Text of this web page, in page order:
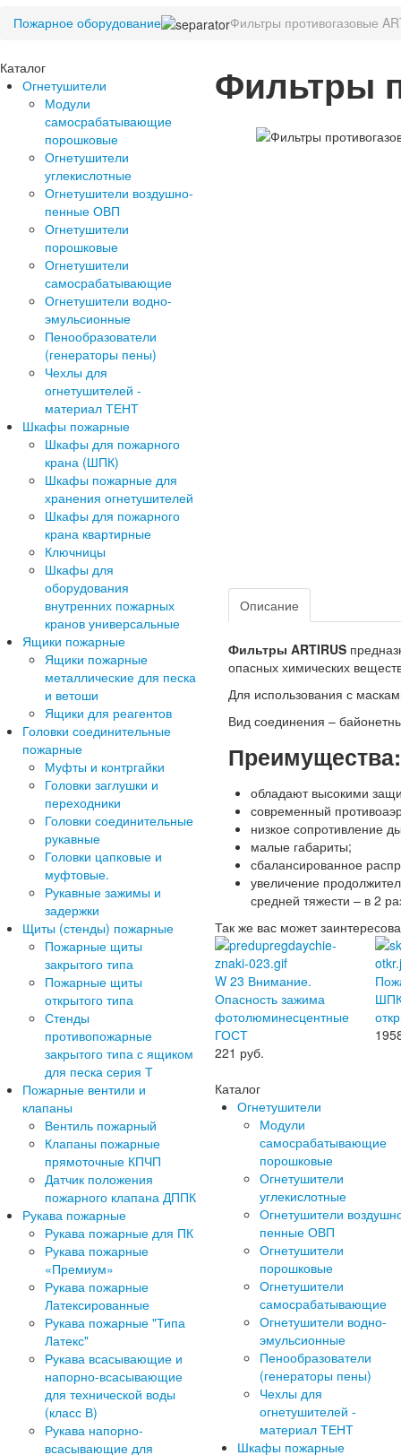
Пожарное оборудование Фильтры противогазовые
Каталог
Огнетушители
Модули
самосрабатывающие
порошковые
Огнетушители
углекислотные
Огнетушители воздушно-
пенные ОВП
Огнетушители
порошковые
Огнетушители
самосрабатывающие
Огнетушители водно-
эмульсионные
Пенообразователи
(генераторы пены)
Чехлы для
огнетушителей -
материал ТЕНТ
Шкафы пожарные
Шкафы для пожарного
крана (ШПК)
Шкафы пожарные для
хранения огнетушителей
Шкафы для пожарного
крана квартирные
Ключницы
Шкафы для
оборудования
внутренних пожарных
кранов универсальные
Ящики пожарные
Ящики пожарные
металлические для песка
и ветоши
Ящики для реагентов
Головки соединительные
пожарные
Муфты и контргайки
Головки заглушки и
переходники
Головки соединительные
рукавные
Головки цапковые и
муфтовые.
Рукавные зажимы и
задержки
Щиты (стенды) пожарные
Пожарные щиты
закрытого типа
Пожарные щиты
открытого типа
Стенды
противопожарные
закрытого типа с ящиком
для песка серия Т
Пожарные вентили и
клапаны
Вентиль пожарный
Клапаны пожарные
прямоточные КПЧП
Датчик положения
пожарного клапана ДППК
Рукава пожарные
Рукава пожарные для ПК
Рукава пожарные
«Премиум»
Рукава пожарные
Латексированные
Рукава пожарные "Типа
Латекс"
Рукава всасывающие и
напорно-всасывающие
для технической воды
(класс В)
Рукава напорно-
всасывающие для
Фильтры
Описание
Фильтры ARTIRUS
опасных химических
Для использования с
Вид соединения –
Преимущества:
обладают высокими
современный
низкое сопротивление
малые габариты;
сбалансированное
увеличение
средней тяжести – в 2
Так же вас может
W 23 Внимание.
Опасность зажима
фотолюминесцентные
ГОСТ
221 руб.
Каталог
Огнетушители
Модули
самосрабатывающие
порошковые
Огнетушители
углекислотные
Огнетушители
пенные ОВП
Огнетушители
порошковые
Огнетушители
самосрабатывающие
Огнетушители водно-
эмульсионные
Пенообразователи
(генераторы пены)
Чехлы для
огнетушителей -
материал ТЕНТ
Шкафы пожарные